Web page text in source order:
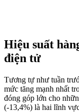
Hiệu suất
điện tử
Tương tự như tuần
mức tăng mạnh nhất
đóng góp lớn cho
(-13,4%) là hai lĩnh